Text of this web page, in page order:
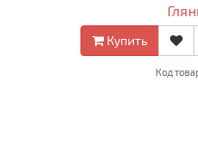
Купить
Код